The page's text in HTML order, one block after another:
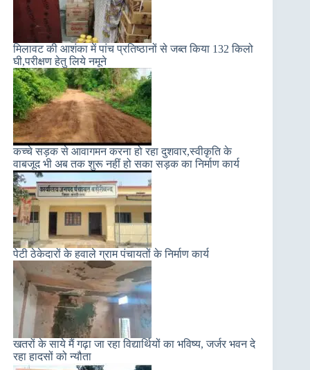
मिलावट की आशंका में पांच प्रतिष्ठानों से जब्त किया 132 किलो
घी,परीक्षण हेतु लिये नमूने
कच्चे सड़क से आवागमन करना हो रहा दुशवार,स्वीकृति के
वाबजूद भी अब तक शुरू नहीं हो सका सड़क का निर्माण कार्य
पेटी ठेकेदारों के हवाले ग्राम पंचायतों के निर्माण कार्य
खतरों के साये मैं गढ़ा जा रहा विद्यार्थियों का भविष्य, जर्जर भवन दे
रहा हादसों को न्यौता